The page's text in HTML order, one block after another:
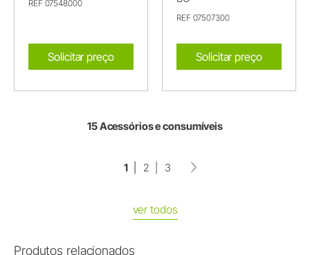
REF 07548000
Solicitar preço
REF 07507300
Solicitar preço
15 Acessórios e consumíveis
1 2 3
ver todos
Produtos relacionados